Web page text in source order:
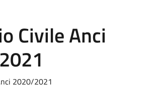
Civile Anci
2020/2021